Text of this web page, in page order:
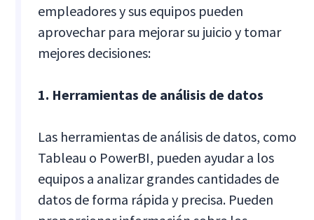
empleadores y sus equipos pueden
aprovechar para mejorar su juicio y tomar
mejores decisiones:
1. Herramientas de análisis de datos
Las herramientas de análisis de datos, como
Tableau o PowerBI, pueden ayudar a los
equipos a analizar grandes cantidades de
datos de forma rápida y precisa. Pueden